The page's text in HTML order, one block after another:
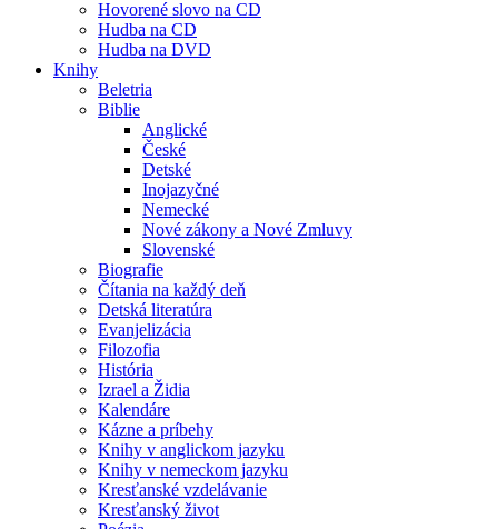
Hovorené slovo na CD
Hudba na CD
Hudba na DVD
Knihy
Beletria
Biblie
Anglické
České
Detské
Inojazyčné
Nemecké
Nové zákony a Nové Zmluvy
Slovenské
Biografie
Čítania na každý deň
Detská literatúra
Evanjelizácia
Filozofia
História
Izrael a Židia
Kalendáre
Kázne a príbehy
Knihy v anglickom jazyku
Knihy v nemeckom jazyku
Kresťanské vzdelávanie
Kresťanský život